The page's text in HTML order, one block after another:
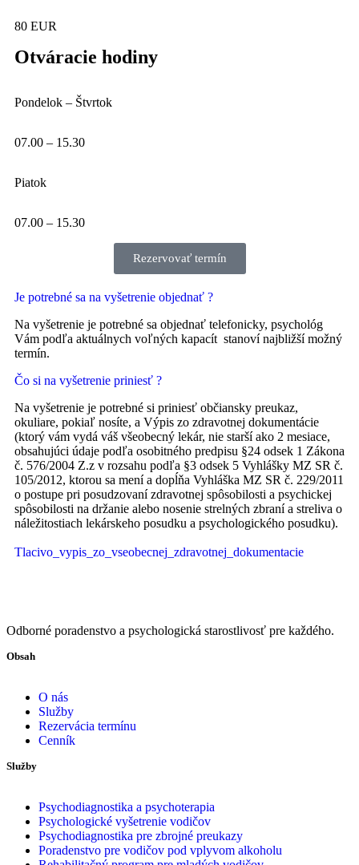
80 EUR
Otváracie hodiny
Pondelok – Štvrtok
07.00 – 15.30
Piatok
07.00 – 15.30
Rezervovať termín
Je potrebné sa na vyšetrenie objednať ?
Na vyšetrenie je potrebné sa objednať telefonicky, psychológ
Vám podľa aktuálnych voľných kapacít stanoví najbližší možný
termín.
Čo si na vyšetrenie priniesť ?
Na vyšetrenie je potrebné si priniesť občiansky preukaz,
okuliare, pokiaľ nosíte, a Výpis zo zdravotnej dokumentácie
(ktorý vám vydá váš všeobecný lekár, nie starší ako 2 mesiace,
obsahujúci údaje podľa osobitného predpisu §24 odsek 1 Zákona
č. 576/2004 Z.z v rozsahu podľa §3 odsek 5 Vyhlášky MZ SR č.
105/2012, ktorou sa mení a dopĺňa Vyhláška MZ SR č. 229/2011
o postupe pri posudzovaní zdravotnej spôsobilosti a psychickej
spôsobilosti na držanie alebo nosenie strelných zbraní a streliva o
náležitostiach lekárskeho posudku a psychologického posudku).
Tlacivo_vypis_zo_vseobecnej_zdravotnej_dokumentacie
Odborné poradenstvo a psychologická starostlivosť pre každého.
Obsah
O nás
Služby
Rezervácia termínu
Cenník
Služby
Psychodiagnostika a psychoterapia
Psychologické vyšetrenie vodičov
Psychodiagnostika pre zbrojné preukazy
Poradenstvo pre vodičov pod vplyvom alkoholu